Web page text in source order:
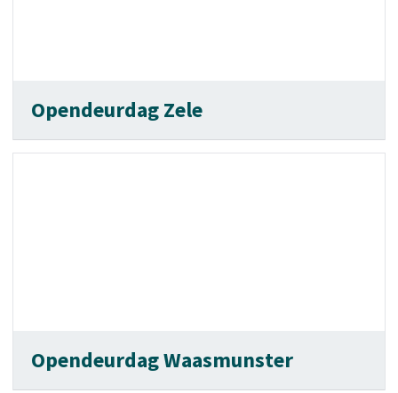
Opendeurdag Zele
Opendeurdag Waasmunster